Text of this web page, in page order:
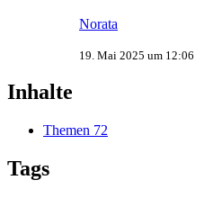
Norata
19. Mai 2025 um 12:06
Inhalte
Themen 72
Tags